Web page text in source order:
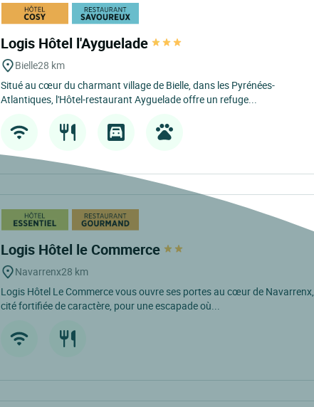
Logis Hôtel l'Ayguelade
Bielle28 km
Situé au cœur du charmant village de Bielle, dans les Pyrénées-
Atlantiques, l'Hôtel-restaurant Ayguelade offre un refuge...
Logis Hôtel le Commerce
Navarrenx28 km
Logis Hôtel Le Commerce vous ouvre ses portes au cœur de Navarrenx,
cité fortifiée de caractère, pour une escapade où...